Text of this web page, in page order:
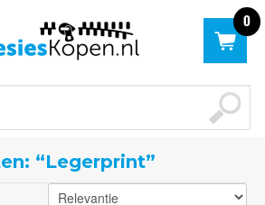
0
“legerprint”